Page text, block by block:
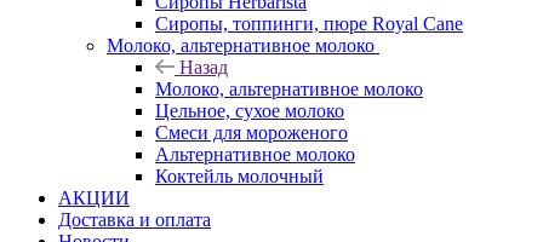
Сиропы, топпинги, пюре Royal Cane
Молоко, альтернативное молоко
Назад
Молоко, альтернативное молоко
Цельное, сухое молоко
Смеси для мороженого
Альтернативное молоко
Коктейль молочный
АКЦИИ
Доставка и оплата